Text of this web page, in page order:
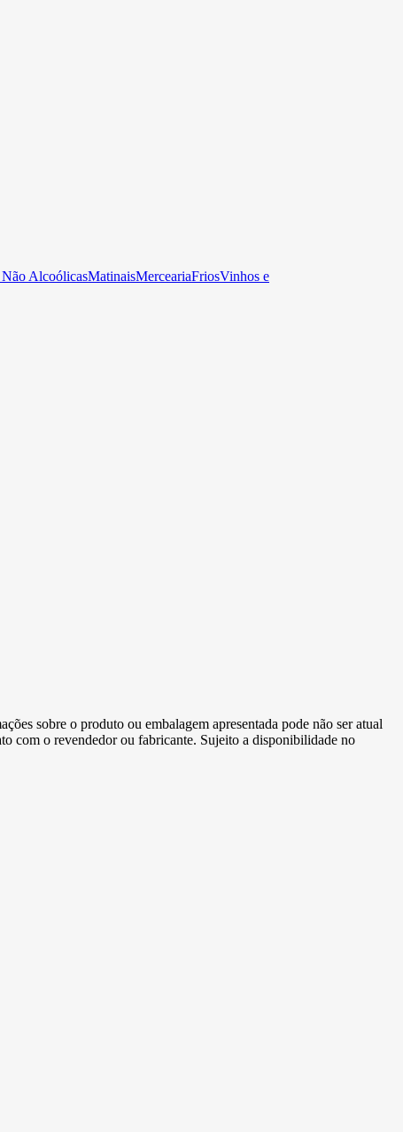
AlcoólicasMatinaisMerceariaFriosVinhos e
sobre o produto ou embalagem apresentada pode não ser atual
com o revendedor ou fabricante. Sujeito a disponibilidade no